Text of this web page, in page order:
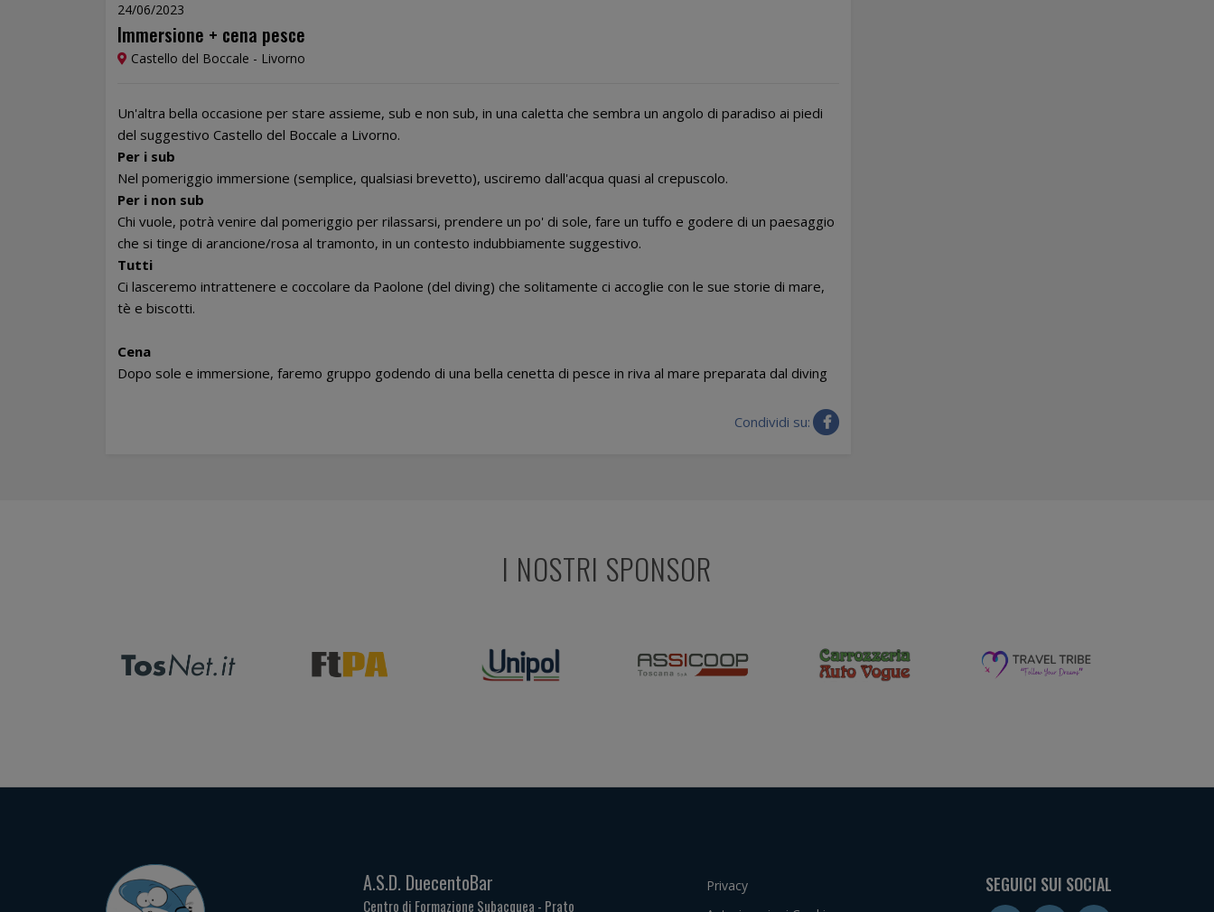
24/06/2023
Immersione + cena pesce
Castello del Boccale - Livorno
Un'altra bella occasione per stare assieme, sub e non sub, in una caletta che sembra un angolo di paradiso ai piedi
del suggestivo Castello del Boccale a Livorno.
Per i sub
Nel pomeriggio immersione (semplice, qualsiasi brevetto), usciremo dall'acqua quasi al crepuscolo.
Per i non sub
Chi vuole, potrà venire dal pomeriggio per rilassarsi, prendere un po' di sole, fare un tuffo e godere di un paesaggio
che si tinge di arancione/rosa al tramonto, in un contesto indubbiamente suggestivo.
Tutti
Ci lasceremo intrattenere e coccolare da Paolone (del diving) che solitamente ci accoglie con le sue storie di mare,
tè e biscotti.
Cena
Dopo sole e immersione, faremo gruppo godendo di una bella cenetta di pesce in riva al mare preparata dal diving
Condividi su:
I NOSTRI SPONSOR
A.S.D. DuecentoBar
Centro di Formazione Subacquea - Prato
Privacy
SEGUICI SUI SOCIAL